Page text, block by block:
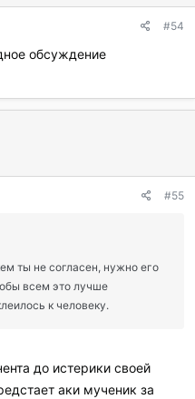
#54
обсуждение
#55
ты не согласен, нужно его
всем это лучше
к человеку.
до истерики своей
аки мученик за